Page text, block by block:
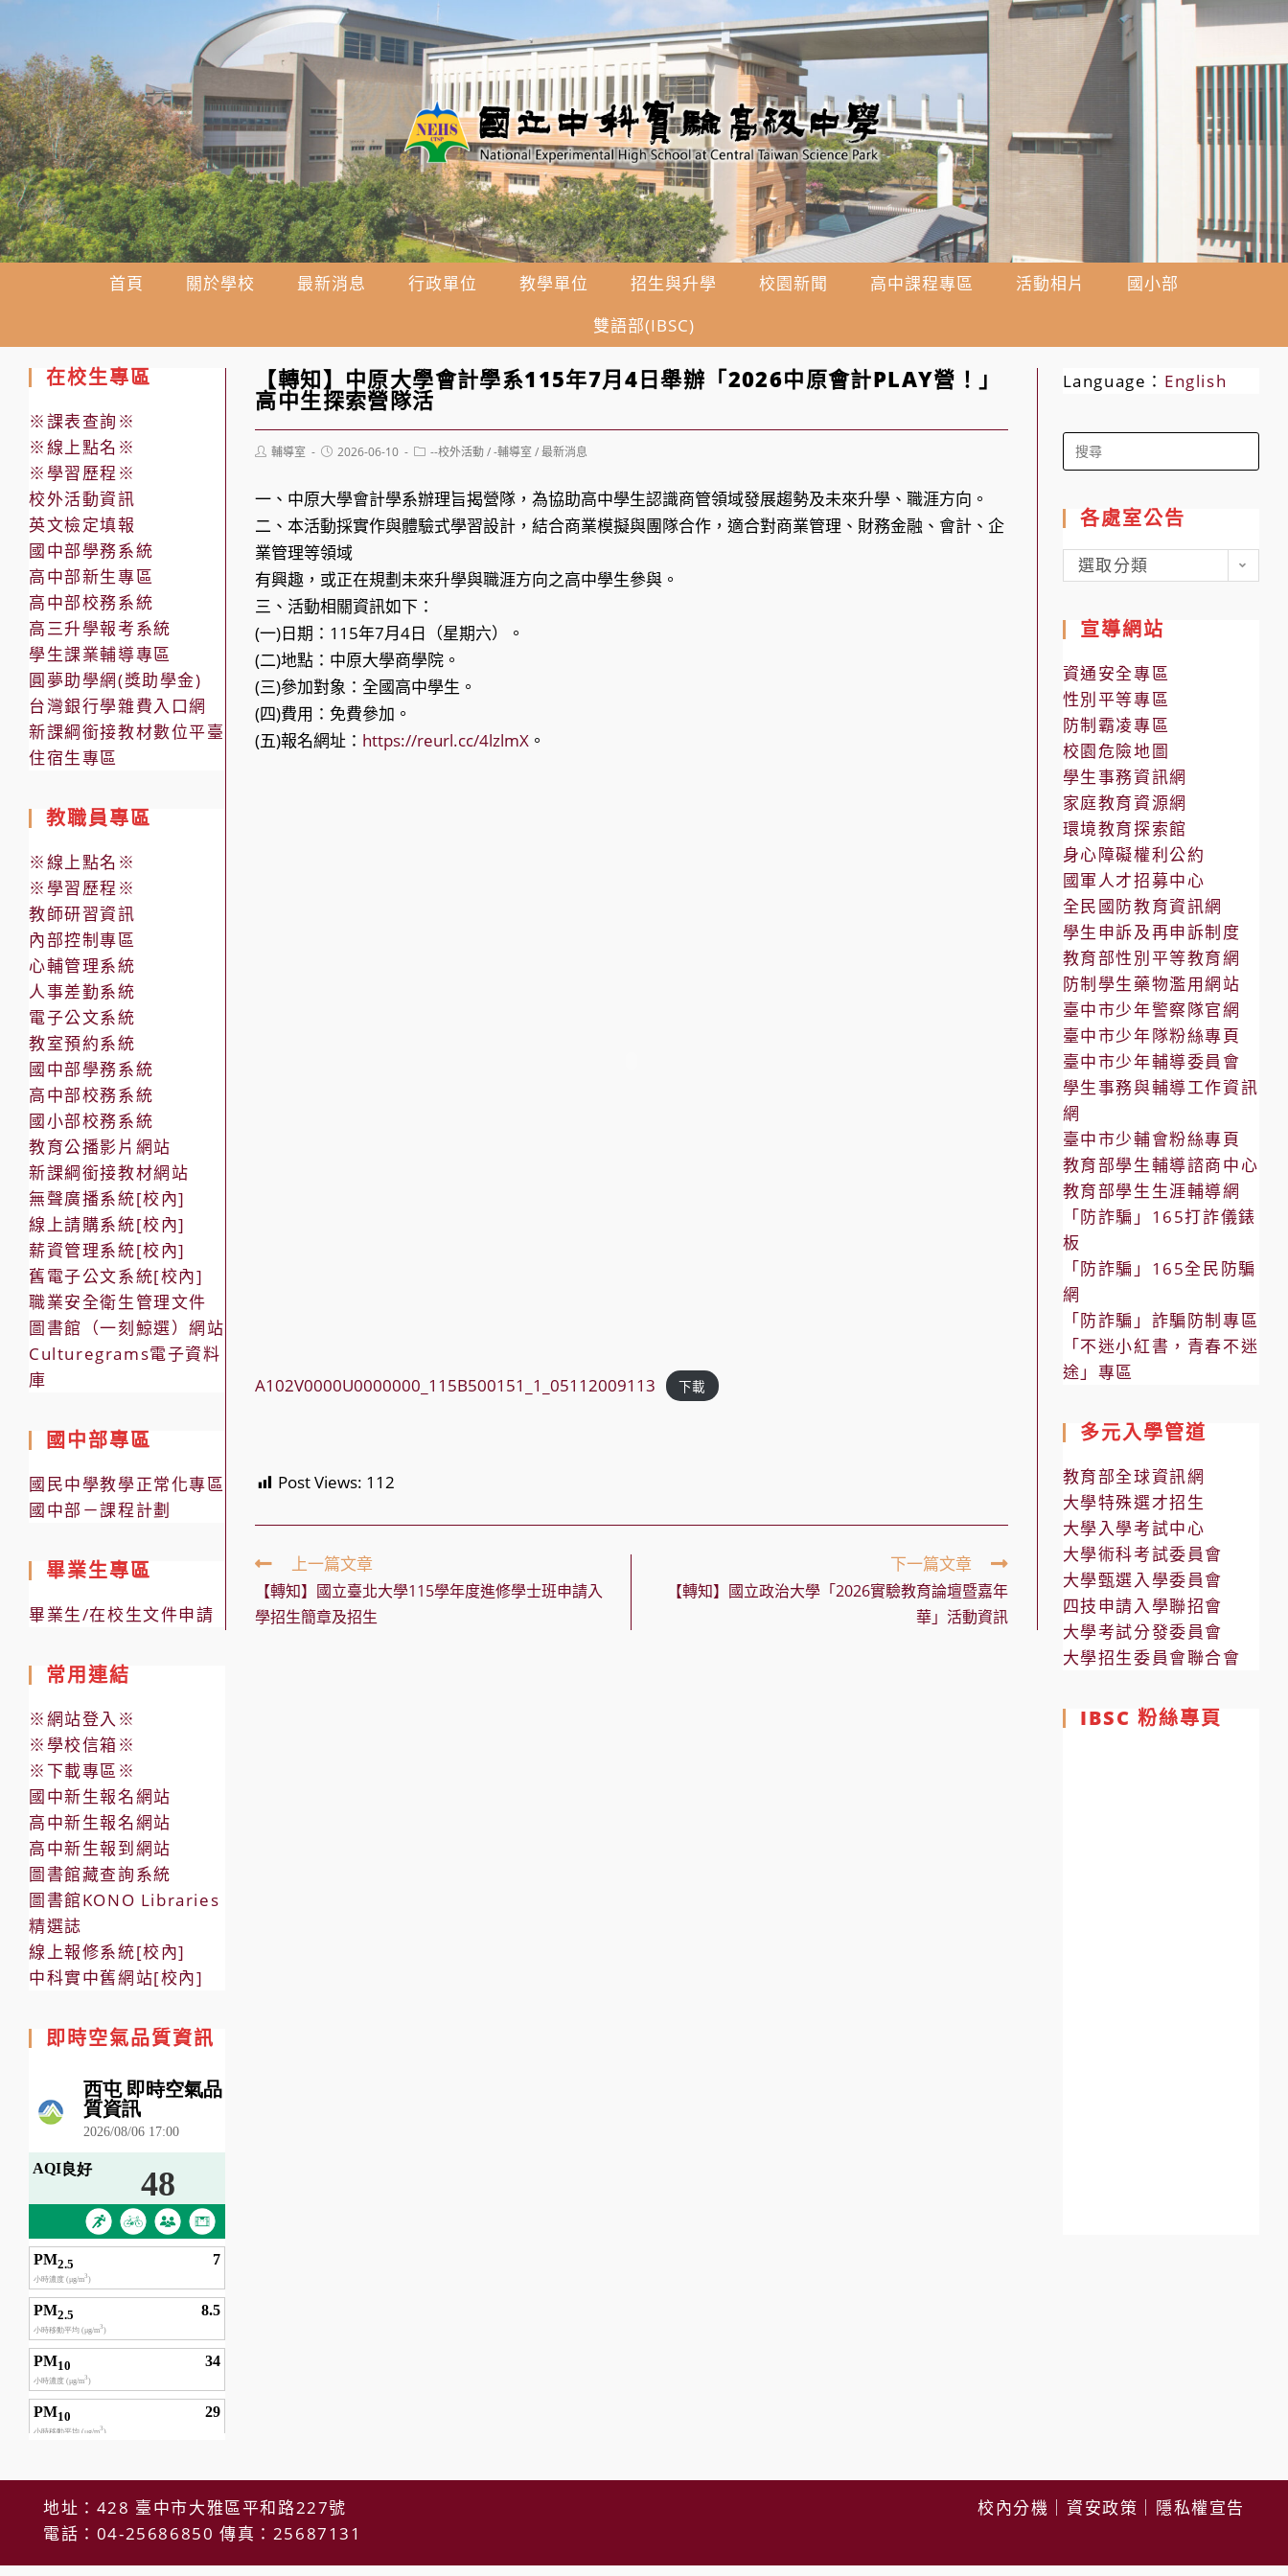
至
主
要
內
容
首頁 關於學校 最新消息 行政單位 教學單位 招生與升學 校園新聞 高中課程專區 活動相片
國小部
雙語部(IBSC)
【轉知】中原大學會計學系115年7月4日舉辦「2026中原會計PLAY營！」
高中生探索營隊活
Post輔導室
Post2026-06-10
Post--校外活動 / -輔導室 / 最新消息
一、中原大學會計學系辦理旨揭營隊，為協助高中學生認識商管領域發展趨勢及未來升學、職涯方向。
二、本活動採實作與體驗式學習設計，結合商業模擬與團隊合作，適合對商業管理、財務金融、會計、企
業管理等領域
有興趣，或正在規劃未來升學與職涯方向之高中學生參與。
三、活動相關資訊如下：
(一)日期：115年7月4日（星期六）。
(二)地點：中原大學商學院。
(三)參加對象：全國高中學生。
(四)費用：免費參加。
(五)報名網址： https://reurl.cc/4lzlmX 。
A102V0000U0000000_115B500151_1_05112009113 下載
Post Views: 112
Read
more
articles
上一篇文章
【轉知】國立臺北大學115學年度進修學士班申請入
學招生簡章及招生
下一篇文章
【轉知】國立政治大學「2026實驗教育論壇暨嘉年
華」活動資訊
在校生專區
※課表查詢※
※線上點名※
※學習歷程※
校外活動資訊
英文檢定填報
國中部學務系統
高中部新生專區
高中部校務系統
高三升學報考系統
學生課業輔導專區
圓夢助學網(獎助學金)
台灣銀行學雜費入口網
新課綱銜接教材數位平臺
住宿生專區
教職員專區
※線上點名※
※學習歷程※
教師研習資訊
內部控制專區
心輔管理系統
人事差勤系統
電子公文系統
教室預約系統
國中部學務系統
高中部校務系統
國小部校務系統
教育公播影片網站
新課綱銜接教材網站
無聲廣播系統[校內]
線上請購系統[校內]
薪資管理系統[校內]
舊電子公文系統[校內]
職業安全衛生管理文件
圖書館（一刻鯨選）網站
Culturegrams電子資料
庫
國中部專區
國民中學教學正常化專區
國中部－課程計劃
畢業生專區
畢業生/在校生文件申請
常用連結
※網站登入※
※學校信箱※
※下載專區※
國中新生報名網站
高中新生報名網站
高中新生報到網站
圖書館藏查詢系統
圖書館KONO Libraries
精選誌
線上報修系統[校內]
中科實中舊網站[校內]
即時空氣品質資訊
Language： English
Search
for:
各處室公告
各
處
公
告
選取分類
宣導網站
資通安全專區
性別平等專區
防制霸凌專區
校園危險地圖
學生事務資訊網
家庭教育資源網
環境教育探索館
身心障礙權利公約
國軍人才招募中心
全民國防教育資訊網
學生申訴及再申訴制度
教育部性別平等教育網
防制學生藥物濫用網站
臺中市少年警察隊官網
臺中市少年隊粉絲專頁
臺中市少年輔導委員會
學生事務與輔導工作資訊
網
臺中市少輔會粉絲專頁
教育部學生輔導諮商中心
教育部學生生涯輔導網
「防詐騙」165打詐儀錶
板
「防詐騙」165全民防騙
網
「防詐騙」詐騙防制專區
「不迷小紅書，青春不迷
途」專區
多元入學管道
教育部全球資訊網
大學特殊選才招生
大學入學考試中心
大學術科考試委員會
大學甄選入學委員會
四技申請入學聯招會
大學考試分發委員會
大學招生委員會聯合會
IBSC 粉絲專頁
地址：428 臺中市大雅區平和路227號
電話：04-25686850 傳真：25687131
校內分機 資安政策 隱私權宣告